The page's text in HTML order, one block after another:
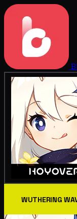
WUTHERING